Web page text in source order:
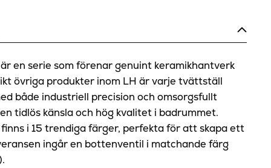
en serie som förenar genuint keramikhantverk
övriga produkter inom LH är varje tvättställ
både industriell precision och omsorgsfullt
tidlös känsla och hög kvalitet i badrummet.
i 15 trendiga färger, perfekta för att skapa ett
ingår en bottenventil i matchande färg